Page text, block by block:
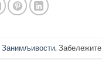
Занимљивости. Забележите